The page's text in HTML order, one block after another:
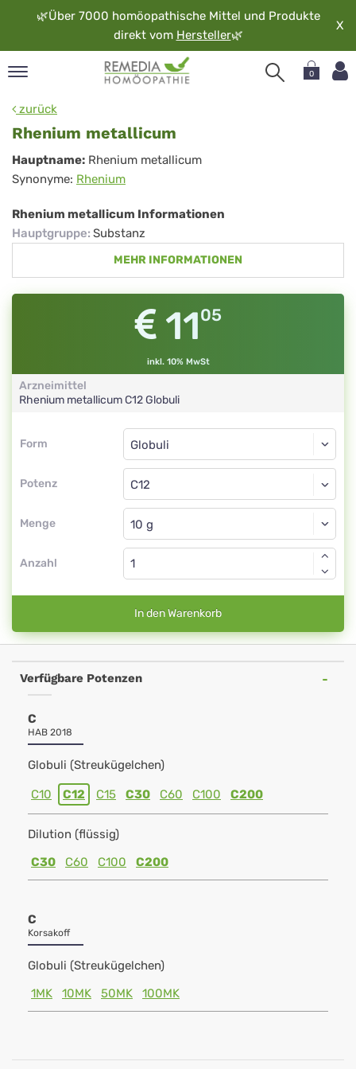
🌿Über 7000 homöopathische Mittel und Produkte
direkt vom Hersteller🌿
X
0
zurück
Rhenium metallicum
Rhenium
metallicum
Hauptname: Rhenium metallicum
Synonyme: Rhenium
Rhenium metallicum Informationen
Hauptgruppe: Substanz
MEHR INFORMATIONEN
1105
inkl. 10% MwSt
Arzneimittel
Rhenium metallicumC12Globuli
Form
Form
Potenz
Globuli
C12
Menge
Globuli
Anzahl
In den Warenkorb
Verfügbare Potenzen
C
HAB 2018
Globuli (Streukügelchen)
C10 C12 C15 C30 C60 C100 C200
Dilution (flüssig)
C30
C60 C100 C200
C
Korsakoff
Globuli (Streukügelchen)
1MK
10MK 50MK 100MK